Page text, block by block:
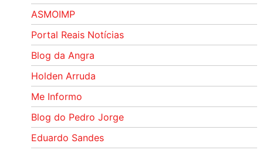
ASMOIMP
Portal Reais Notí­cias
Blog da Angra
Holden Arruda
Me Informo
Blog do Pedro Jorge
Eduardo Sandes